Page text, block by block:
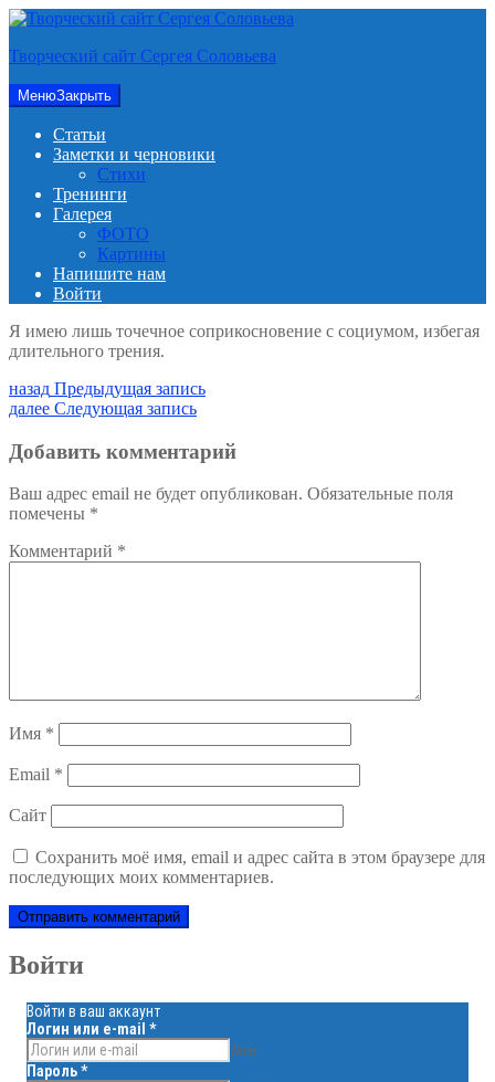
Перейти
содержимому
Творческий сайт Сергея Соловьева
МенюЗакрыть
Статьи
Заметки и черновики
Стихи
Тренинги
Галерея
ФОТО
Картины
Напишите нам
Войти
Я имею лишь точечное соприкосновение с социумом, избегая
длительного трения.
Навигация
по
записям
назад Предыдущая
запись:
Предыдущая запись
далее Следующая
Следующая запись
Добавить комментарий
Ваш адрес email не будет опубликован. Обязательные поля
помечены *
Комментарий *
Имя *
Email *
Сайт
Сохранить моё имя, email и адрес сайта в этом браузере для
последующих моих комментариев.
Войти
Войти в ваш аккаунт
Логин или e-mail *
face
Пароль*